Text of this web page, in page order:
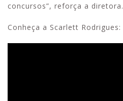
concursos”, reforça a diretora.
Conheça a Scarlett Rodrigues: